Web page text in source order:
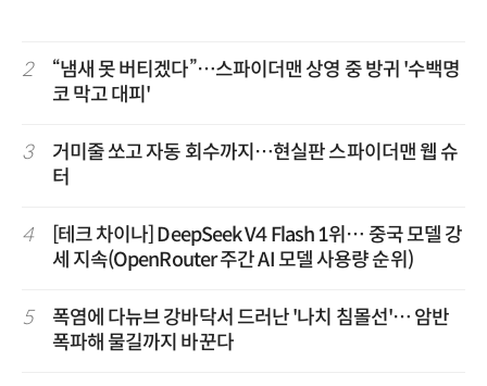
2
“냄새 못 버티겠다”…스파이더맨 상영 중 방귀 '수백명
코 막고 대피'
3
거미줄 쏘고 자동 회수까지…현실판 스파이더맨 웹 슈
터
4
[테크 차이나] DeepSeek V4 Flash 1위… 중국 모델 강
세 지속(OpenRouter 주간 AI 모델 사용량 순위)
5
폭염에 다뉴브 강바닥서 드러난 '나치 침몰선'… 암반
폭파해 물길까지 바꾼다